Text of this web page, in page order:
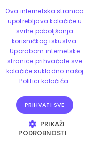
Ova internetska stranica
upotrebljava kolačiće u
svrhe poboljšanja
korisničkog iskustva.
Uporabom internetske
stranice prihvaćate sve
kolačiće sukladno našoj
Politici kolačića.
PRIHVATI SVE
PRIKAŽI
PODROBNOSTI